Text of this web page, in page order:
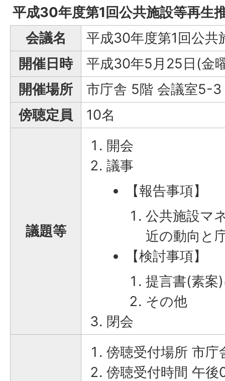
平成30年度第1回公共施設等再生
会議名
平成30年度第1回公共
開催日時
平成30年5月25日(金
開催場所
市庁舎 5階 会議室5-3
傍聴定員
10名
議題等
開会
議事
【報告事項】
公共施設マ
近の動向と
【検討事項】
提言書(素案
その他
閉会
傍聴受付場所 市
傍聴受付時間 午